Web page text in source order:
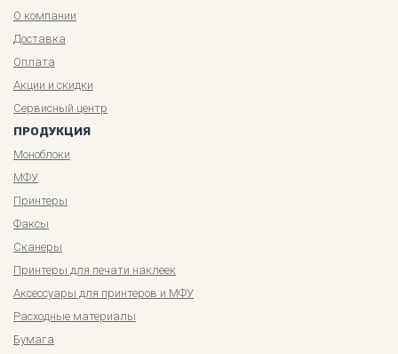
О компании
Доставка
Оплата
Акции и скидки
Сервисный центр
ПРОДУКЦИЯ
Моноблоки
МФУ
Принтеры
Факсы
Сканеры
Принтеры для печати наклеек
Аксессуары для принтеров и МФУ
Расходные материалы
Бумага